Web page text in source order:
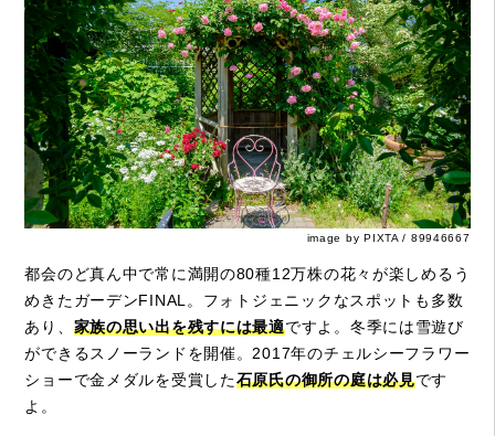
image by PIXTA / 89946667
都会のど真ん中で常に満開の80種12万株の花々が楽しめるう
めきたガーデンFINAL。フォトジェニックなスポットも多数
あり、 家族の思い出を残すには最適ですよ。冬季には雪遊び
ができるスノーランドを開催。2017年のチェルシーフラワー
ショーで金メダルを受賞した石原氏の御所の庭は必見です
よ。